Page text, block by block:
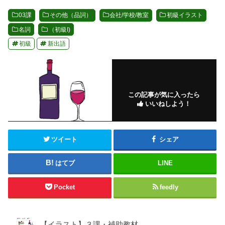
03課 その他（品詞） 会社/学校/教室 初級イラスト
名詞 （初級I)
初級 新出語
この記事が気に入ったら
いいねしよう！
ツイート シェア
はてブ LINE
Pocket feedly